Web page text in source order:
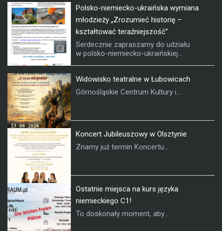
Polsko-niemiecko-ukraińska wymiana
młodzieży „Zrozumieć historię –
kształtować teraźniejszość”
Serdecznie zapraszamy do udziału
w polsko-niemiecko-ukraińskiej...
Widowisko teatralne w Łubowicach
Górnośląskie Centrum Kultury i...
Koncert Jubileuszowy w Olsztynie
Znamy już termin Koncertu...
Ostatnie miejsca na kurs języka
niemieckiego C1!
To doskonały moment, aby...